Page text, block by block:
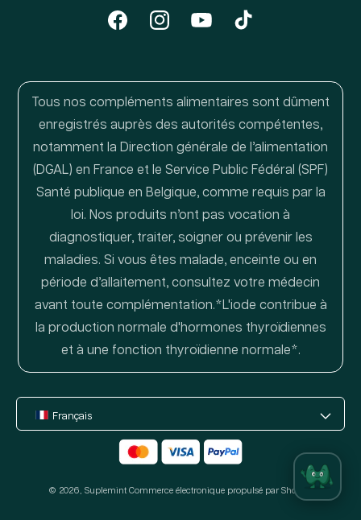
FacebookInstagramYouTube TikTok
Tous nos compléments alimentaires sont dûment
enregistrés auprès des autorités compétentes,
notamment la Direction générale de l’alimentation
(DGAL) en France et le Service Public Fédéral (SPF)
Santé publique en Belgique, comme requis par la
loi. Nos produits n’ont pas vocation à
diagnostiquer, traiter, soigner ou prévenir les
maladies. Si vous êtes malade, enceinte ou en
période d’allaitement, consultez votre médecin
avant toute complémentation.*L'iode contribue à
la production normale d'hormones thyroïdiennes
et à une fonction thyroïdienne normale*.
Français
Moyens
paiement
© 2026, Suplemint Commerce électronique propulsé par Shopify